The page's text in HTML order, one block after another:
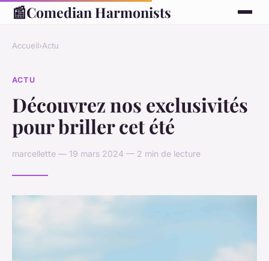
📰Comedian Harmonists
Accueil›Actu
ACTU
Découvrez nos exclusivités
pour briller cet été
marcellette — 19 mars 2024 — 2 min de lecture